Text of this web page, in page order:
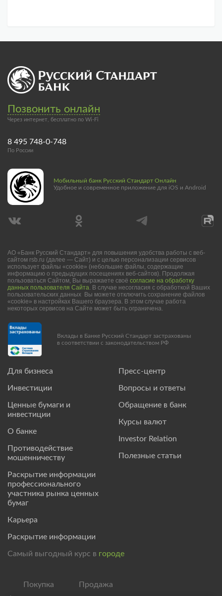
Позвонить онлайн
Через интернет, бесплатно по Wi-Fi
8 495 748-0-748
По России
Для бизнеса
Инвестиции
Ценные бумаги и
инвестиции
О банке
Противодействие
мошенничеству
Раскрытие информации
профессионального
участника рынка ценных
бумаг
Карьера
Раскрытие информации
Пресс-центр
Вопросы и ответы
Обращение в банк
Курсы валют
Investor Relation
Полезные статьи
Мобильный банк Русский Стандарт Онлайн
Удобное и современное приложение для iOS и Android
АО «Банк Русский Стандарт» для повышения удобства работы с веб-
сайтом rsb.ru (далее — Сайт) и с целью персонализации сервисов
использует файлы «cookie» (небольшие файлы, содержащие
информацию о предыдущих посещениях веб-сайтов). Продолжая
пользоваться Сайтом, Вы выражаете своё согласие на обработку
данных пользователя Сайта. В случае несогласия с обработкой Ваших
пользовательских данных Вы можете отключить сохранение файлов
«cookie» в настройках Вашего браузера. В этом случае работа
некоторых сервисов на Сайте может быть ограничена.
Вклады в Банке Русский Стандарт застрахованы
в соответствии с законодательством РФ
Самый выгодный курс в городе